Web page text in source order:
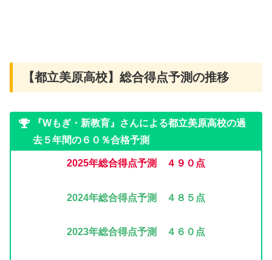
【都立美原高校】総合得点予測の推移
『Wもぎ・新教育』さんによる都立美原高校の過
去５年間の６０％合格予測
2025年総合得点予測 ４９０点
2024年総合得点予測 ４８５点
2023年総合得点予測 ４６０点